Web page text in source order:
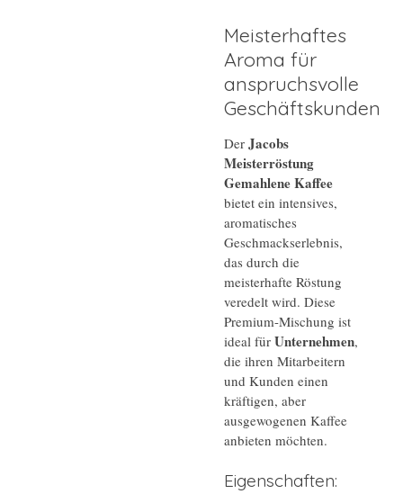
Meisterhaftes
Aroma für
anspruchsvolle
Geschäftskunden
Der Jacobs
Meisterröstung
Gemahlene Kaffee
bietet ein intensives,
aromatisches
Geschmackserlebnis,
das durch die
meisterhafte Röstung
veredelt wird. Diese
Premium-Mischung ist
ideal für Unternehmen,
die ihren Mitarbeitern
und Kunden einen
kräftigen, aber
ausgewogenen Kaffee
anbieten möchten.
Eigenschaften: